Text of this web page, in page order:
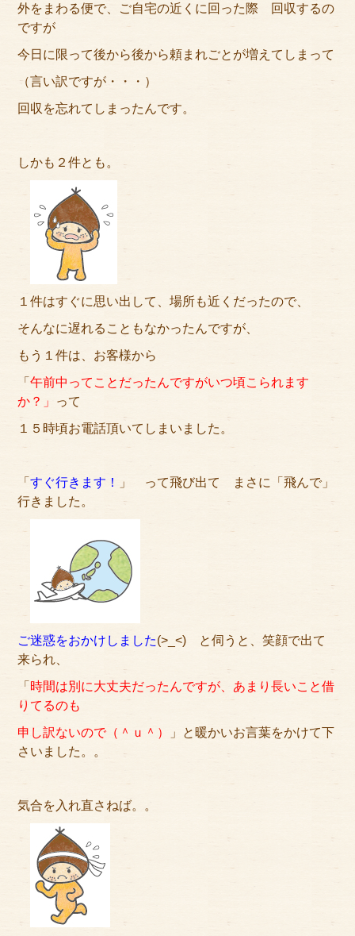
今月のオススメ衣装
成人式特設ページ
お問い合わせ
プライバシーポリシー
サイトマップ
外をまわる便で、ご自宅の近くに回った際 回収するの
ですが
今日に限って後から後から頼まれごとが増えてしまって
（言い訳ですが・・・）
回収を忘れてしまったんです。
しかも２件とも。
１件はすぐに思い出して、場所も近くだったので、
そんなに遅れることもなかったんですが、
もう１件は、お客様から
「午前中ってことだったんですがいつ頃こられます
か？」 って
１５時頃お電話頂いてしまいました。
「すぐ行きます！
」 って飛び出て まさに「飛んで」
行きました。
ご迷惑をおかけしました(>_<) と伺うと、笑顔で出て
来られ、
「 時間は別に大丈夫だったんですが、あまり長いこと借
りてるのも
申し訳ないので（＾ｕ＾）
」と暖かいお言葉をかけて下
さいました。。
気合を入れ直さねば。。